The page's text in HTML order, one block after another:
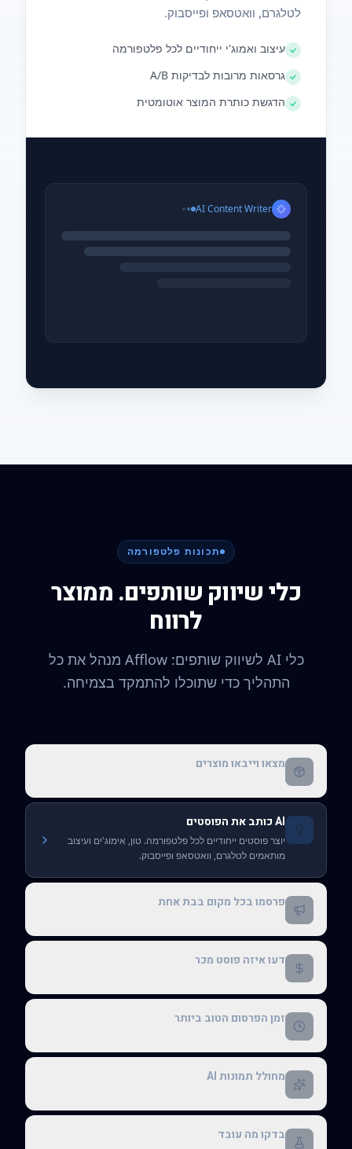
לטלגרם, וואטסאפ ופייסבוק.
עיצוב ואמוג'י ייחודיים לכל פלטפורמה
גרסאות מרובות לבדיקות A/B
הדגשת כותרת המוצר אוטומטית
AI Content Writer
תכונות פלטפורמה
כלי שיווק שותפים. ממוצר
לרווח
כלי AI לשיווק שותפים: Afflow מנהל את כל
התהליך כדי שתוכלו להתמקד בצמיחה.
מצאו וייבאו מוצרים
AI כותב את הפוסטים
פרסמו בכל מקום בבת אחת
שלחו לטלגרם, וואטסאפ, פייסבוק, אינסטגרם ופינטרסט. הכל
דעו איזה פוסט מכר
זמן הפרסום הטוב ביותר
מחולל תמונות AI
בדקו מה עובד